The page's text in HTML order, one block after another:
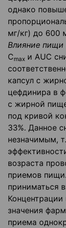
однако
мг/кг) до 600
Влияние пищи
Сmах и AUC
кап­сул с
цефдинира в
с жирной
под кривой
33%. Данное
незначимым,
возраста
приемов
приниматься
значения
приема